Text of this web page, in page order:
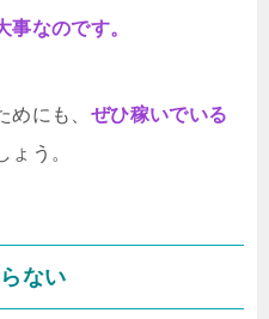
が良いかとい
こでエントリ
か知ることが
ミングがわか
なのです。
めにも、 ぜひ稼いでいる
ょう。
ない